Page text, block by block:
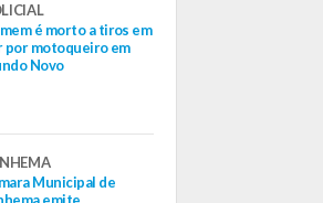
é morto a tiros em
por motoqueiro em
Novo
Municipal de
emite